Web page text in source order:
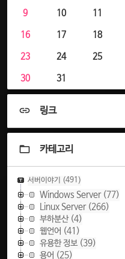
9 10 11
16 17 18
23 24 25
30 31
링크
카테고리
서버이야기 (491)
Windows Server(77)
Linux Server(266)
부하분산(4)
웹언어 (41)
유용한 정보(39)
용어 (25)